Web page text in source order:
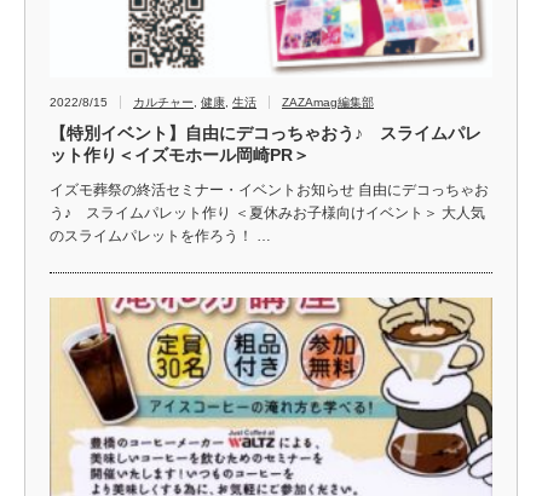
2022/8/15 カルチャー 健康 生活 ZAZAmag編集部
【特別イベント】自由にデコっちゃおう♪ スライムパレ
ット作り＜イズモホール岡崎PR＞
イズモ葬祭の終活セミナー・イベントお知らせ 自由にデコっちゃお
う♪ スライムパレット作り ＜夏休みお子様向けイベント＞ 大人気
のスライムパレットを作ろう！ …